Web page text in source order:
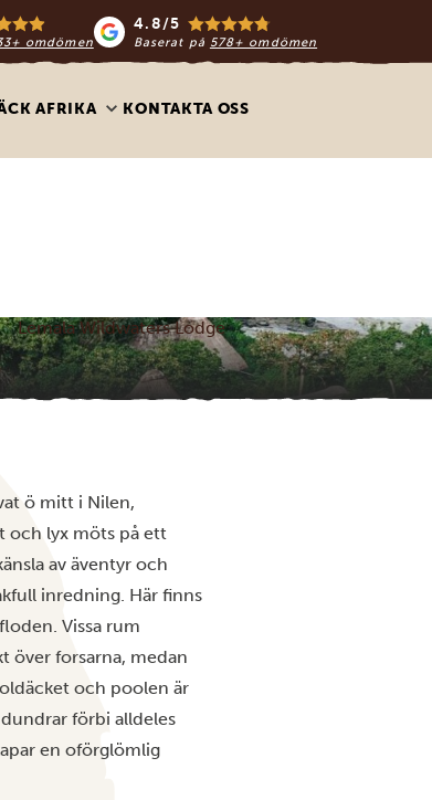
omdömen
4.8/5
Baserat på 578+ omdömen
AFRIKA KONTAKTA OSS
Lemala Wildwaters Lodge
ö mitt i Nilen,
och lyx möts på ett
av äventyr och
inredning. Här finns
Vissa rum
över forsarna, medan
och poolen är
förbi alldeles
en oförglömlig